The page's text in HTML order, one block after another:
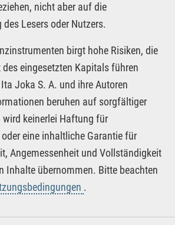
nicht aber auf die
Lesers oder Nutzers.
birgt hohe Risiken, die
eingesetzten Kapitals führen
Joka S. A. und ihre Autoren
beruhen auf sorgfältiger
wird keinerlei Haftung für
eine inhaltliche Garantie für
Angemessenheit und Vollständigkeit
Inhalte übernommen. Bitte beachten
.